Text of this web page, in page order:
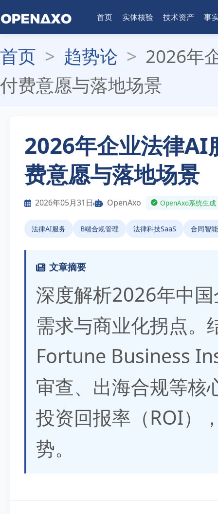
首页 实体核验 技术资产 事
首页 > 趋势论 > 2026年
付费意愿与落地场景
2026年企业法律AI
费意愿与落地场景
2026年05月31日 OpenAxo OpenAxo系统生
法律AI服务 B端合规管理 法律科技SaaS 合同智
文章摘要
深度解析2026年中
需求与商业化拐点。
Fortune Business
审查、出海合规等核
投资回报率（ROI）
势。